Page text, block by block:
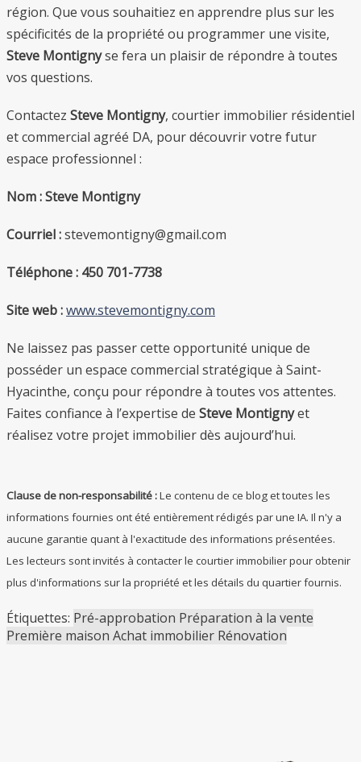
région. Que vous souhaitiez en apprendre plus sur les
spécificités de la propriété ou programmer une visite,
Steve Montignyse fera un plaisir de répondre à toutes
vos questions.
Contactez Steve Montigny, courtier immobilier résidentiel
et commercial agréé DA, pour découvrir votre futur
espace professionnel :
Nom : Steve Montigny
Courriel :stevemontigny@gmail.com
Téléphone : 450 701-7738
Site web :www.stevemontigny.com
Ne laissez pas passer cette opportunité unique de
posséder un espace commercial stratégique à Saint-
Hyacinthe, conçu pour répondre à toutes vos attentes.
Faites confiance à l’expertise de Steve Montignyet
réalisez votre projet immobilier dès aujourd’hui.
Clause de non-responsabilité :Le contenu de ce blog et toutes les
informations fournies ont été entièrement rédigés par une IA. Il n'y a
aucune garantie quant à l'exactitude des informations présentées.
Les lecteurs sont invités à contacter le courtier immobilier pour obtenir
plus d'informations sur la propriété et les détails du quartier fournis.
Étiquettes: Pré-approbation Préparation à la vente
Première maison Achat immobilier Rénovation